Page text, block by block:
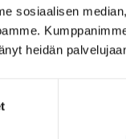
sosiaalisen
heidän